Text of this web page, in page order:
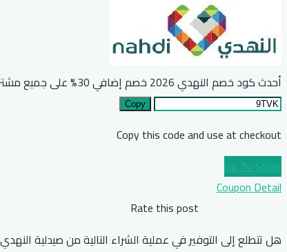
أحدث كود خصم النهدي 2026 خصم إضافي 30% على جميع مشترياتكم
Copy
Copy this code and use at checkout
Go To Store
Coupon Detail
Rate this post